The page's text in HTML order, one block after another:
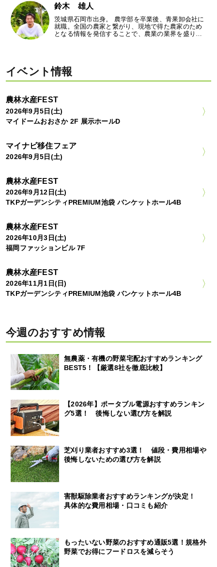
鈴木 雄人
茨城県石岡市出身。 農学部を卒業後、青果卸会社に
就職。全国の農家と繋がり、現地で得た農家のため
となる情報を発信することで、農業の業界を盛り…
イベント情報
農林水産FEST
2026年9月5日(土)
マイドームおおさか 2F 展示ホールD
マイナビ移住フェア
2026年9月5日(土)
農林水産FEST
2026年9月12日(土)
TKPガーデンシティPREMIUM池袋 バンケットホール4B
農林水産FEST
2026年10月3日(土)
福岡ファッションビル 7F
農林水産FEST
2026年11月1日(日)
TKPガーデンシティPREMIUM池袋 バンケットホール4B
今週のおすすめ情報
無農薬・有機の野菜宅配おすすめランキング
BEST5！【厳選8社を徹底比較】
【2026年】ポータブル電源おすすめランキン
グ5選！ 後悔しない選び方を解説
芝刈り業者おすすめ3選！ 値段・費用相場や
後悔しないための選び方を解説
害獣駆除業者おすすめランキングが決定！
具体的な費用相場・口コミも紹介
もったいない野菜のおすすめ通販5選！規格外
野菜でお得にフードロスを減らそう